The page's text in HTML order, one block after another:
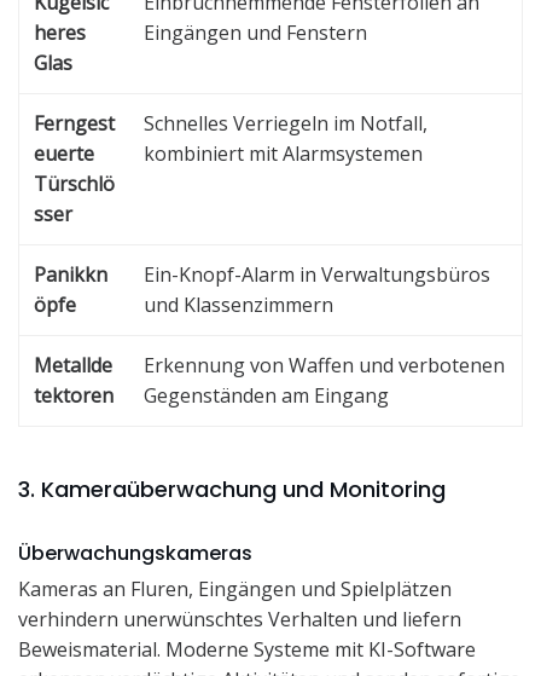
heres
Glas
Eingängen und Fenstern
Ferngest
euerte
Türschlö
sser
Schnelles Verriegeln im Notfall,
kombiniert mit Alarmsystemen
Panikkn
öpfe
Ein-Knopf-Alarm in Verwaltungsbüros
und Klassenzimmern
Metallde
tektoren
Erkennung von Waffen und verbotenen
Gegenständen am Eingang
3. Kameraüberwachung und Monitoring
Überwachungskameras
Kameras an Fluren, Eingängen und Spielplätzen
verhindern unerwünschtes Verhalten und liefern
Beweismaterial. Moderne Systeme mit KI-Software